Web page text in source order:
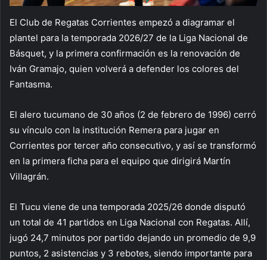
El Club de Regatas Corrientes empezó a diagramar el
plantel para la temporada 2026/27 de la Liga Nacional de
Básquet, y la primera confirmación es la renovación de
Iván Gramajo, quien volverá a defender los colores del
Fantasma.
El alero tucumano de 30 años (2 de febrero de 1996) cerró
su vínculo con la institución Remera para jugar en
Corrientes por tercer año consecutivo, y así se transformó
en la primera ficha para el equipo que dirigirá Martín
Villagrán.
El Tucu viene de una temporada 2025/26 donde disputó
un total de 41 partidos en Liga Nacional con Regatas. Allí,
jugó 24,7 minutos por partido dejando un promedio de 9,9
puntos, 2 asistencias y 3 rebotes, siendo importante para